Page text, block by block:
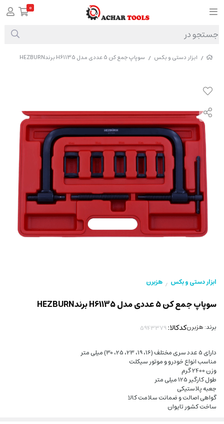
/ ابزار دستی و بکس / سوپاپ جمع کن 5 عددی مدل H61135 برندHEZBURN
ابزار دستی و بکس / هزبرن
سوپاپ جمع کن 5 عددی مدل H61135 برندHEZBURN
برند:هزبرنکدکالا:
دارای 5 عدد سری مختلف (16، 19، 23، 25، 30) میلی متر
مناسب انواع خودرو و موتور سیکلت
وزن 2400 گرم
طول کارگیر 125 میلی متر
جعبه پلاستیکی
گواهی اصالت و ضمانت سلامت کالا
ساخت کشور تایوان
0